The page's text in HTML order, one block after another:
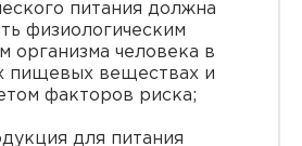
питания должна
физиологическим
организма человека в
пищевых веществах и
факторов риска;
для питания